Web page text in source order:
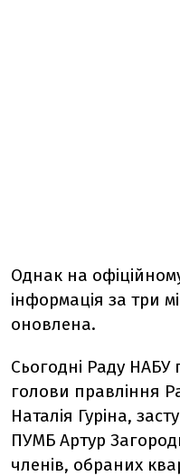
Однак на
інформація за три
оновлена.
Сьогодні Раду
голови правління
Наталія Гуріна,
ПУМБ Артур
членів, обраних